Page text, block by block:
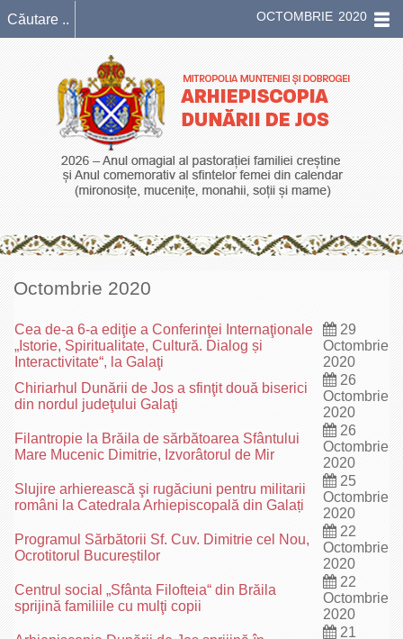
OCTOMBRIE 2020
Octombrie 2020
Cea de-a 6-a ediţie a Conferinţei Internaţionale
„Istorie, Spiritualitate, Cultură. Dialog și
Interactivitate“, la Galaţi
29
Octombrie
2020
Chiriarhul Dunării de Jos a sfinţit două biserici
din nordul judeţului Galaţi
26
Octombrie
2020
Filantropie la Brăila de sărbătoarea Sfântului
Mare Mucenic Dimitrie, Izvorâtorul de Mir
26
Octombrie
2020
Slujire arhierească şi rugăciuni pentru militarii
români la Catedrala Arhiepiscopală din Galați
25
Octombrie
2020
Programul Sărbătorii Sf. Cuv. Dimitrie cel Nou,
Ocrotitorul Bucureștilor
22
Octombrie
2020
Centrul social „Sfânta Filofteia“ din Brăila
sprijină familiile cu mulţi copii
22
Octombrie
2020
21